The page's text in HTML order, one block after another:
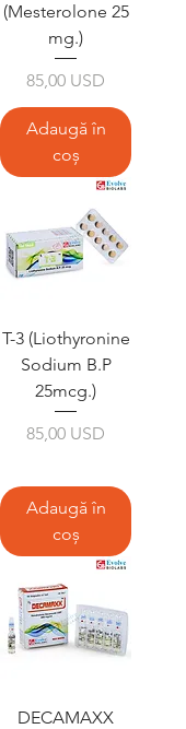
(Mesterolone 25
mg.)
Preț
85,00 USD
Adaugă în
coș
T-3 (Liothyronine
Sodium B.P
25mcg.)
Preț
85,00 USD
Adaugă în
coș
DECAMAXX